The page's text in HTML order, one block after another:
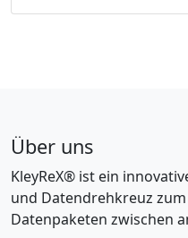
Über uns
KleyReX® ist ein
und Datendrehkreuz
Datenpaketen zwischen